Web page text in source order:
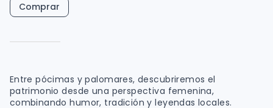
Comprar
Entre pócimas y palomares, descubriremos el
patrimonio desde una perspectiva femenina,
combinando humor, tradición y leyendas locales.